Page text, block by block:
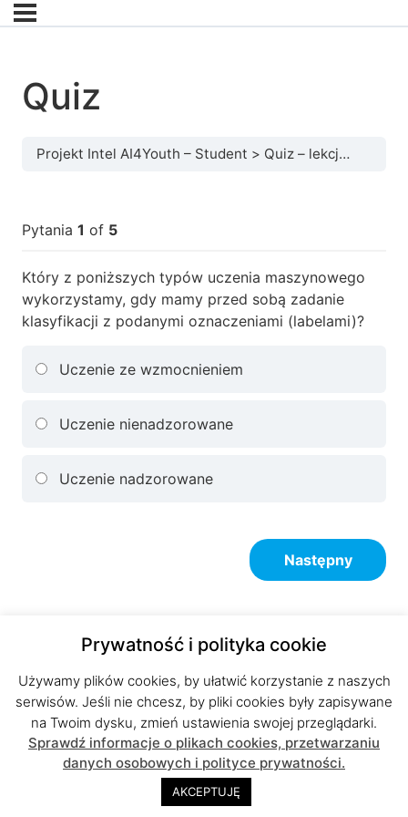
Quiz
Projekt Intel AI4Youth – Student Quiz – lekcja 3
Pytania 1 of 5
Który z poniższych typów uczenia maszynowego
wykorzystamy, gdy mamy przed sobą zadanie
klasyfikacji z podanymi oznaczeniami (labelami)?
Uczenie ze wzmocnieniem
Uczenie nienadzorowane
Uczenie nadzorowane
Prywatność i polityka cookie
Używamy plików cookies, by ułatwić korzystanie z naszych
serwisów. Jeśli nie chcesz, by pliki cookies były zapisywane
na Twoim dysku, zmień ustawienia swojej przeglądarki.
Sprawdź informacje o plikach cookies, przetwarzaniu
danych osobowych i polityce prywatności.
AKCEPTUJĘ